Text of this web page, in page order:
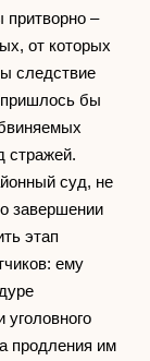
–
от которых
следствие
бы
стражей.
суд, не
завершении
этап
ему
продления им